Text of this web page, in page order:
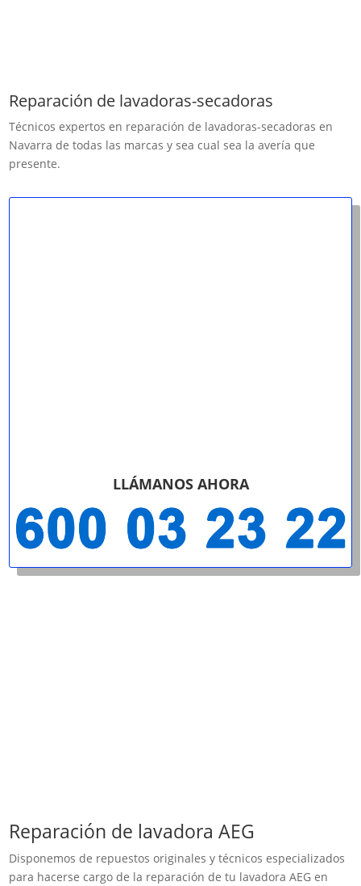
Reparación de lavadoras-secadoras
Técnicos expertos en reparación de ​lavadoras-secadoras en
Navarra de todas las marcas y sea cual sea la avería que
presente.
LLÁMANOS AHORA
Reparación de lavadora AEG
Disponemos de repuestos originales y técnicos especializados
para hacerse cargo de la reparación de tu lavadora AEG en